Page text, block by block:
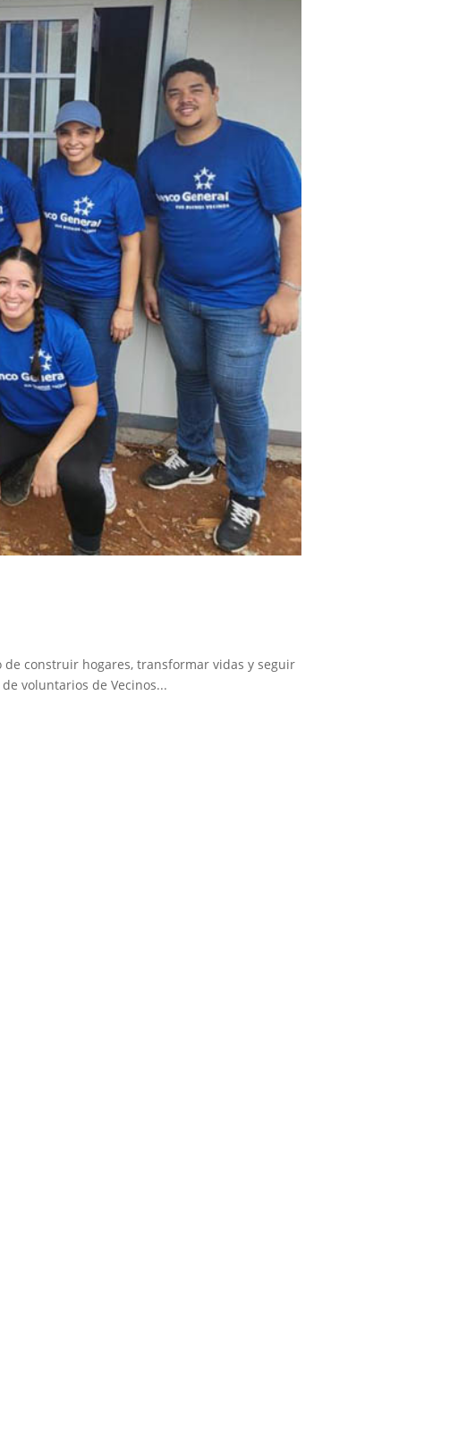
de construir hogares, transformar vidas y seguir
voluntarios de Vecinos...